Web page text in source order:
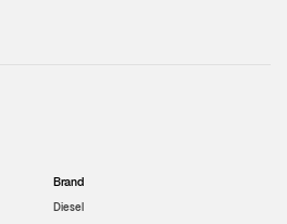
Brand
Diesel